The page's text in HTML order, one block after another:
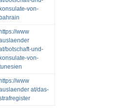
konsulate-von-
bahrain
https://www
botschaft-und-
konsulate-von-
https://www
at/das-